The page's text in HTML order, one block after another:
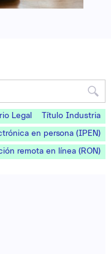
Legal Título Industria
en persona (IPEN)
remota en línea (RON)